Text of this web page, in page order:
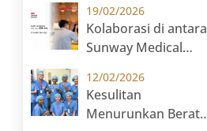
19/02/2026
Kolaborasi di antara
Sunway Medical
International
12/02/2026
Kesulitan
Menurunkan Berat